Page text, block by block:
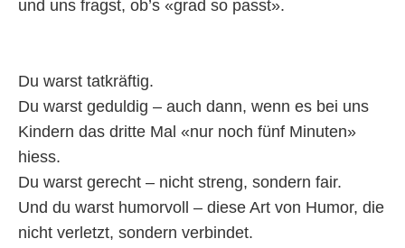
und uns fragst, ob’s «grad so passt».
Du warst tatkräftig.
Du warst geduldig – auch dann, wenn es bei uns
Kindern das dritte Mal «nur noch fünf Minuten»
hiess.
Du warst gerecht – nicht streng, sondern fair.
Und du warst humorvoll – diese Art von Humor, die
nicht verletzt, sondern verbindet.